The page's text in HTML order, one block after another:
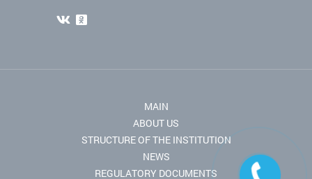
MAIN
ABOUT US
STRUCTURE OF THE INSTITUTION
NEWS
REGULATORY DOCUMENTS